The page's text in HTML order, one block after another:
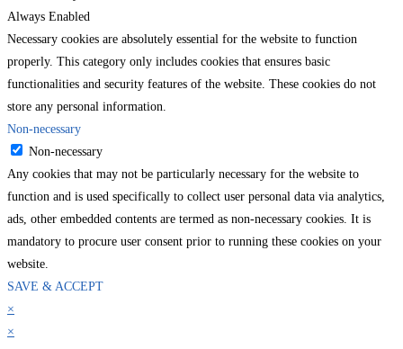
Always Enabled
Necessary cookies are absolutely essential for the website to function
properly. This category only includes cookies that ensures basic
functionalities and security features of the website. These cookies do not
store any personal information.
Non-necessary
Non-necessary
Any cookies that may not be particularly necessary for the website to
function and is used specifically to collect user personal data via analytics,
ads, other embedded contents are termed as non-necessary cookies. It is
mandatory to procure user consent prior to running these cookies on your
website.
SAVE & ACCEPT
×
×